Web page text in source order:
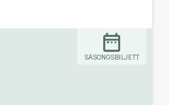
SÄSONGSBILJETT